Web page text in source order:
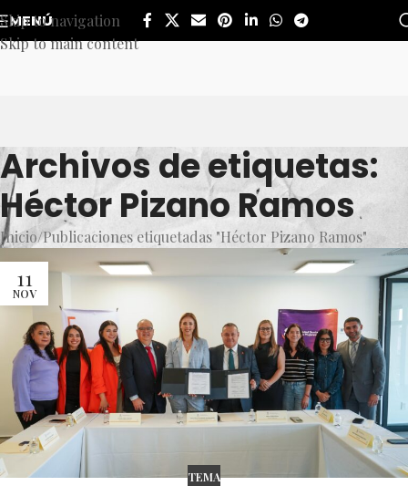
Skip to navigation
Skip to main content
MENÚ
Archivos de etiquetas:
Héctor Pizano Ramos
Inicio Publicaciones etiquetadas "Héctor Pizano Ramos"
11
NOV
TEMA